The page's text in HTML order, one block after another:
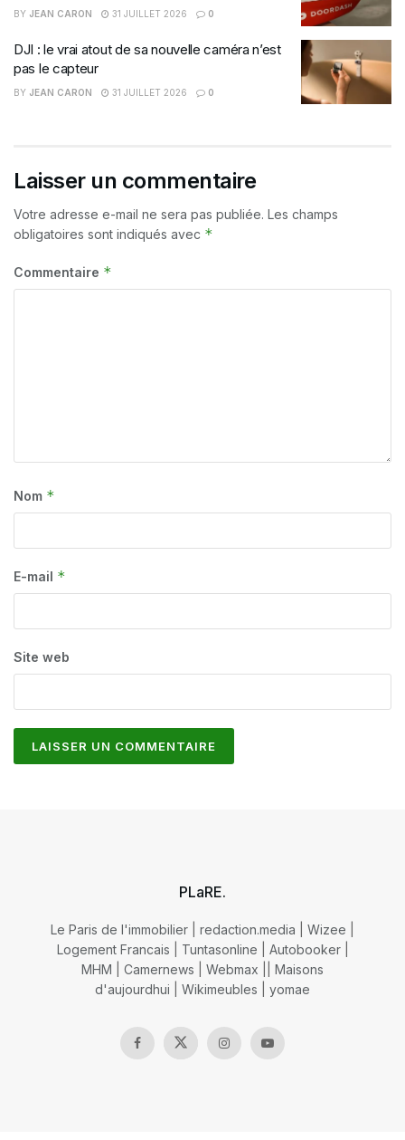
BY JEAN CARON 31 JUILLET 2026 0
DJI : le vrai atout de sa nouvelle caméra n’est
pas le capteur
BY JEAN CARON 31 JUILLET 2026 0
Laisser un commentaire
Votre adresse e-mail ne sera pas publiée. Les champs
obligatoires sont indiqués avec *
Commentaire *
Nom *
E-mail *
Site web
PLaRE.
Le Paris de l'immobilier redaction.media Wizee
Logement Francais
Tuntasonline Autobooker|
MHM
Camernews Webmax
Maisons
d'aujourdhui
Wikimeubles yomae